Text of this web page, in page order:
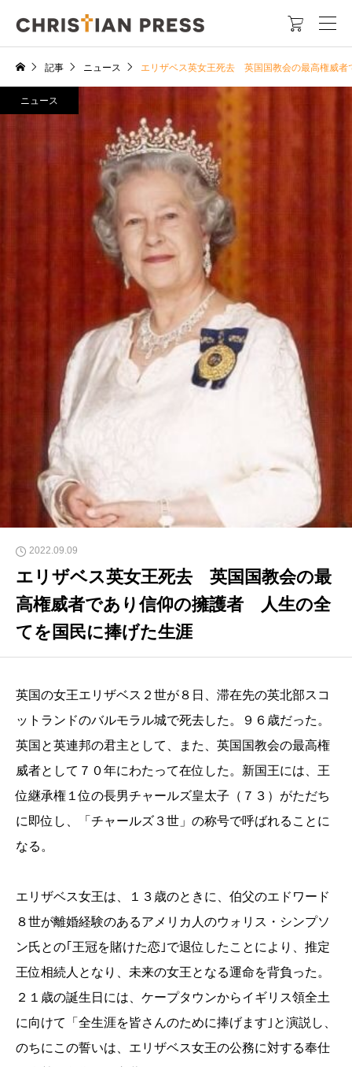

記事 ニュース エリザベス英女王死去 英国国教会の最高権威
ニュース
2022.09.09
エリザベス英女王死去 英国国教会の最
高権威者であり信仰の擁護者 人生の全
てを国民に捧げた生涯
英国の女王エリザベス２世が８日、滞在先の英北部スコ
ットランドのバルモラル城で死去した。９６歳だった。
英国と英連邦の君主として、また、英国国教会の最高権
威者として７０年にわたって在位した。新国王には、王
位継承権１位の長男チャールズ皇太子（７３）がただち
に即位し、「チャールズ３世」の称号で呼ばれることに
なる。
エリザベス女王は、１３歳のときに、伯父のエドワード
８世が離婚経験のあるアメリカ人のウォリス・シンプソ
ン氏との｢王冠を賭けた恋｣で退位したことにより、推定
王位相続人となり、未来の女王となる運命を背負った。
２１歳の誕生日には、ケープタウンからイギリス領全土
に向けて「全生涯を皆さんのために捧げます｣と演説し、
のちにこの誓いは、エリザベス女王の公務に対する奉仕